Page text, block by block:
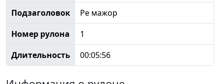
Подзаголовок
Ре мажор
Номер рулона
1
Длительность
00:05:56